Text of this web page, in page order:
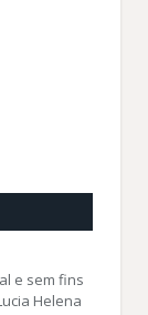
e sem fins
Helena